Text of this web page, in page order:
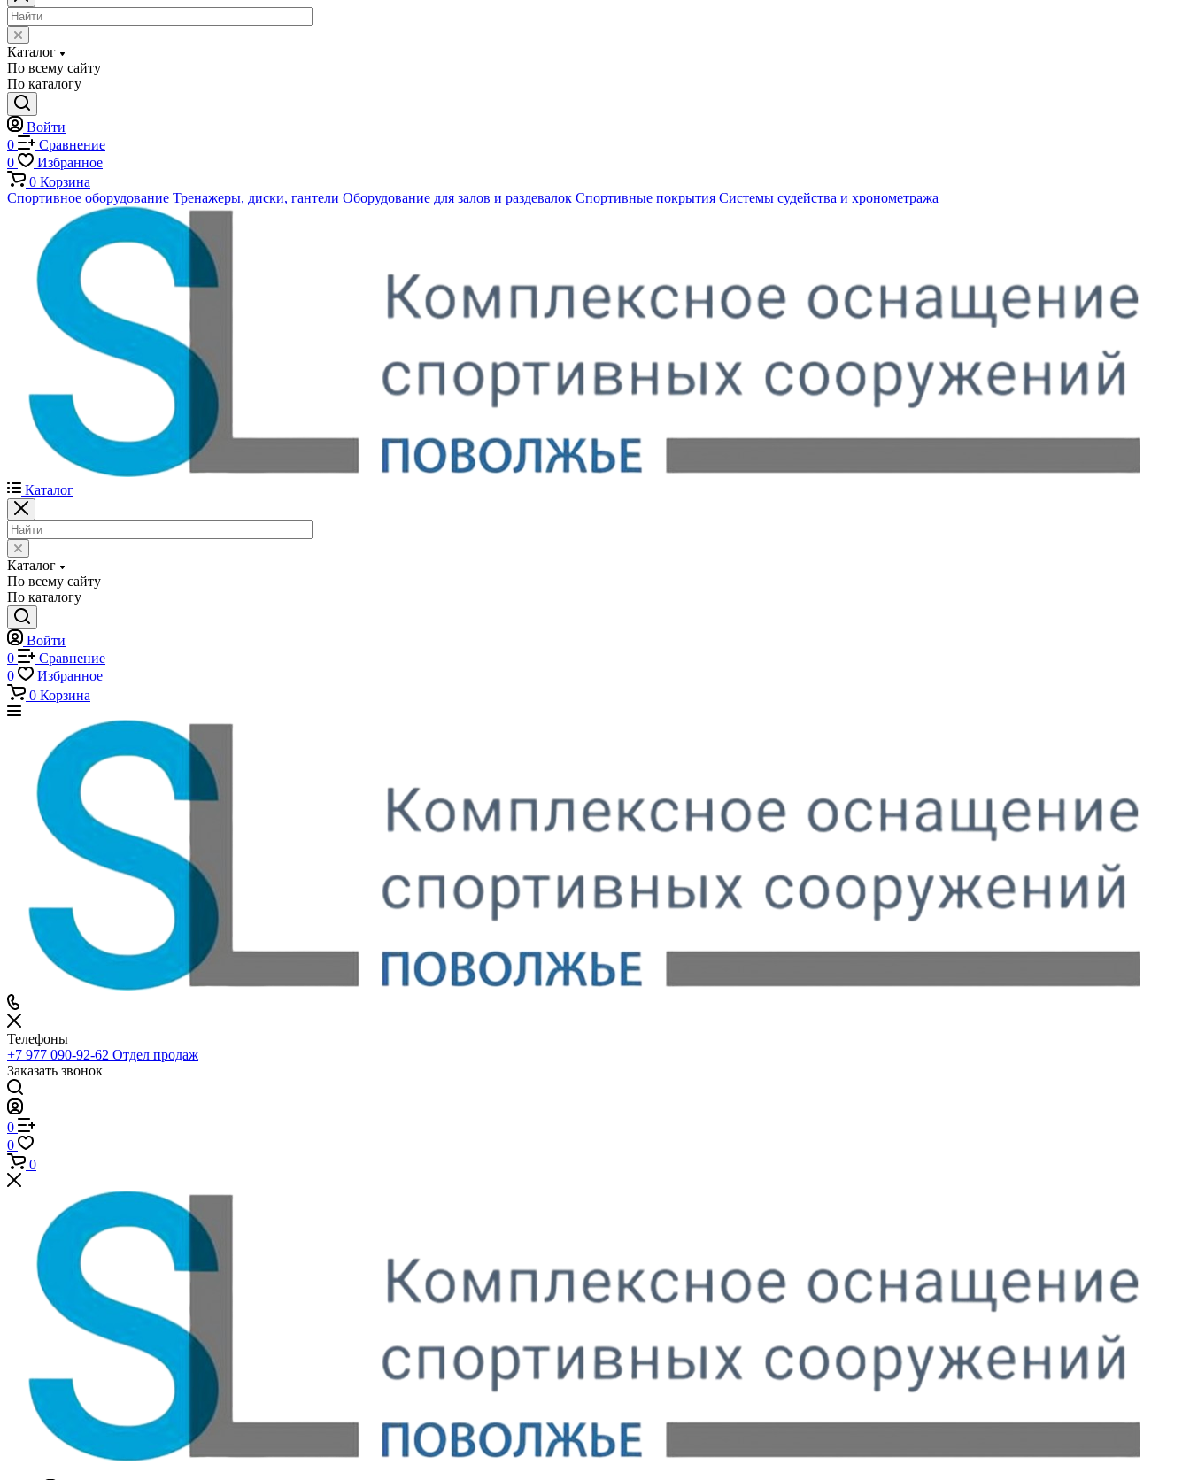
Каталог
По всему сайту
По каталогу
Войти
0
Сравнение
0
Избранное
0 Корзина
Спортивное оборудование Тренажеры, диски, гантели Оборудование для залов и раздевалок Спортивные покрытия Системы судейства и хронометража
Каталог
Каталог
По всему сайту
По каталогу
Войти
0
Сравнение
0
Избранное
0 Корзина
Телефоны
+7 977 090-92-62 Отдел продаж
Заказать звонок
0
0
0